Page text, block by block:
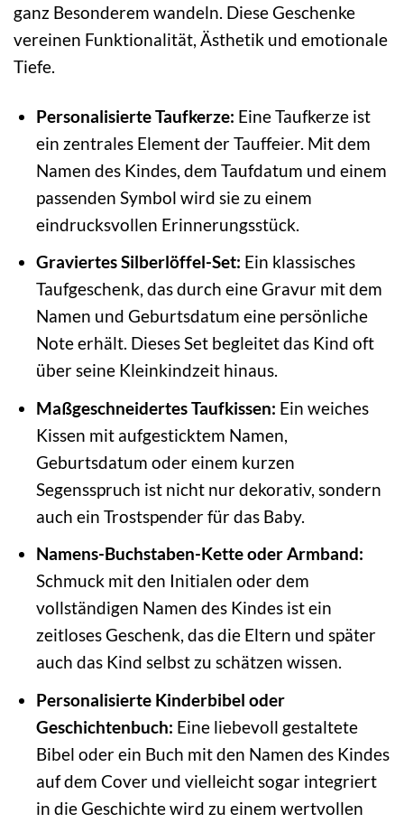
ganz Besonderem wandeln. Diese Geschenke
vereinen Funktionalität, Ästhetik und emotionale
Tiefe.
Personalisierte Taufkerze: Eine Taufkerze ist
ein zentrales Element der Tauffeier. Mit dem
Namen des Kindes, dem Taufdatum und einem
passenden Symbol wird sie zu einem
eindrucksvollen Erinnerungsstück.
Graviertes Silberlöffel-Set: Ein klassisches
Taufgeschenk, das durch eine Gravur mit dem
Namen und Geburtsdatum eine persönliche
Note erhält. Dieses Set begleitet das Kind oft
über seine Kleinkindzeit hinaus.
Maßgeschneidertes Taufkissen: Ein weiches
Kissen mit aufgesticktem Namen,
Geburtsdatum oder einem kurzen
Segensspruch ist nicht nur dekorativ, sondern
auch ein Trostspender für das Baby.
Namens-Buchstaben-Kette oder Armband:
Schmuck mit den Initialen oder dem
vollständigen Namen des Kindes ist ein
zeitloses Geschenk, das die Eltern und später
auch das Kind selbst zu schätzen wissen.
Personalisierte Kinderbibel oder
Geschichtenbuch: Eine liebevoll gestaltete
Bibel oder ein Buch mit den Namen des Kindes
auf dem Cover und vielleicht sogar integriert
in die Geschichte wird zu einem wertvollen